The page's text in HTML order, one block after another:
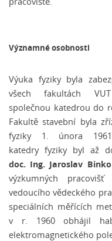
Významné osobnosti
Výuka fyziky byla
všech fakultách
společnou katedrou do
Fakultě stavební byla
fyziky 1. února
katedry fyziky byl až
doc. Ing. Jaroslav Binko
výzkumných
vedoucího vědeckého
speciálních měřících
v r. 1960 obhájil
elektromagnetického